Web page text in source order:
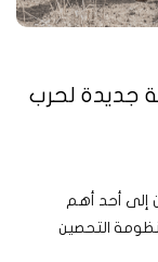
جديدة لحرب
إلى أحد أهم
التحصين